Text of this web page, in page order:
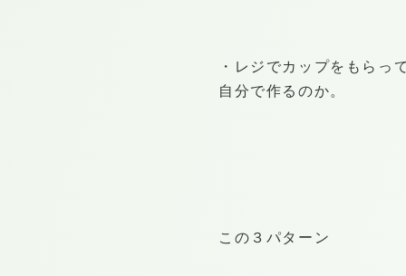
・レジでカップをもらっ
自分で作るのか。
この３パターン